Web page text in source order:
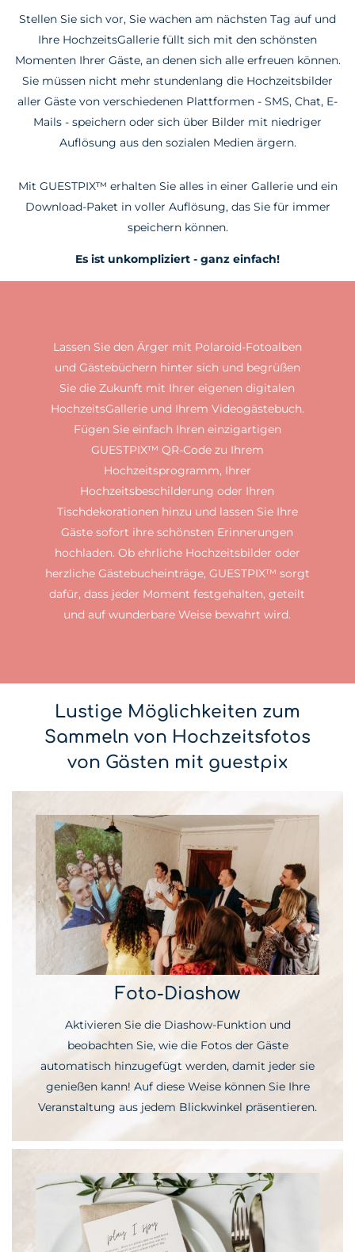
Stellen Sie sich vor, Sie wachen am nächsten Tag auf und
Ihre HochzeitsGallerie füllt sich mit den schönsten
Momenten Ihrer Gäste, an denen sich alle erfreuen können.
Sie müssen nicht mehr stundenlang die Hochzeitsbilder
aller Gäste von verschiedenen Plattformen - SMS, Chat, E-
Mails - speichern oder sich über Bilder mit niedriger
Auflösung aus den sozialen Medien ärgern.
Mit GUESTPIX™ erhalten Sie alles in einer Gallerie und ein
Download-Paket in voller Auflösung, das Sie für immer
speichern können.
Es ist unkompliziert - ganz einfach!
Lassen Sie den Ärger mit Polaroid-Fotoalben
und Gästebüchern hinter sich und begrüßen
Sie die Zukunft mit Ihrer eigenen digitalen
HochzeitsGallerie und Ihrem Videogästebuch.
Fügen Sie einfach Ihren einzigartigen
GUESTPIX™ QR-Code zu Ihrem
Hochzeitsprogramm, Ihrer
Hochzeitsbeschilderung oder Ihren
Tischdekorationen hinzu und lassen Sie Ihre
Gäste sofort ihre schönsten Erinnerungen
hochladen. Ob ehrliche Hochzeitsbilder oder
herzliche Gästebucheinträge, GUESTPIX™ sorgt
dafür, dass jeder Moment festgehalten, geteilt
und auf wunderbare Weise bewahrt wird.
Lustige Möglichkeiten zum
Sammeln von Hochzeitsfotos
von Gästen mit guestpix
Foto-Diashow
Aktivieren Sie die Diashow-Funktion und
beobachten Sie, wie die Fotos der Gäste
automatisch hinzugefügt werden, damit jeder sie
genießen kann! Auf diese Weise können Sie Ihre
Veranstaltung aus jedem Blickwinkel präsentieren.